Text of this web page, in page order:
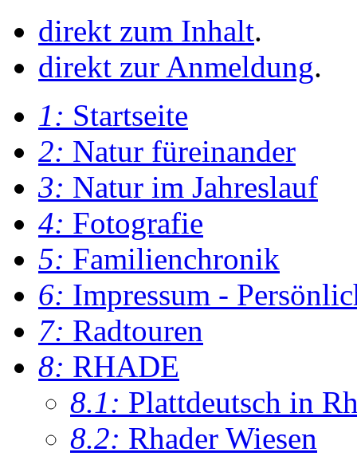
direkt zum Inhalt.
direkt zur Anmeldung.
1: Startseite
2: Natur füreinander
3: Natur im Jahreslauf
4: Fotografie
5: Familienchronik
6: Impressum -
7: Radtouren
8: RHADE
8.1: Plattdeutsch in
8.2: Rhader Wiesen